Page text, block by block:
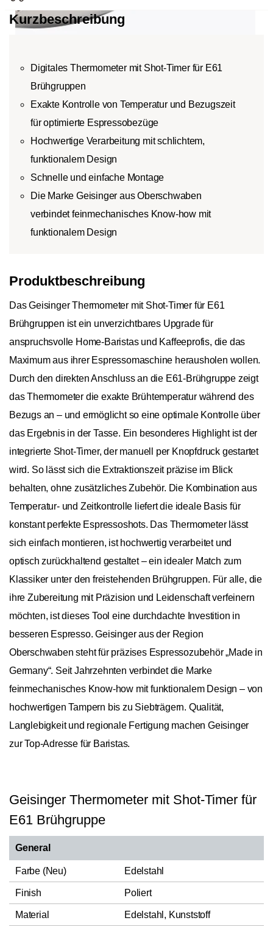
Kurzbeschreibung
Digitales Thermometer mit Shot-Timer für E61
Brühgruppen
Exakte Kontrolle von Temperatur und Bezugszeit
für optimierte Espressobezüge
Hochwertige Verarbeitung mit schlichtem,
funktionalem Design
Schnelle und einfache Montage
Die Marke Geisinger aus Oberschwaben
verbindet feinmechanisches Know-how mit
funktionalem Design
Produktbeschreibung
Das Geisinger Thermometer mit Shot-Timer für E61
Brühgruppen ist ein unverzichtbares Upgrade für
anspruchsvolle Home-Baristas und Kaffeeprofis, die das
Maximum aus ihrer Espressomaschine herausholen wollen.
Durch den direkten Anschluss an die E61-Brühgruppe zeigt
das Thermometer die exakte Brühtemperatur während des
Bezugs an – und ermöglicht so eine optimale Kontrolle über
das Ergebnis in der Tasse. Ein besonderes Highlight ist der
integrierte Shot-Timer, der manuell per Knopfdruck gestartet
wird. So lässt sich die Extraktionszeit präzise im Blick
behalten, ohne zusätzliches Zubehör. Die Kombination aus
Temperatur- und Zeitkontrolle liefert die ideale Basis für
konstant perfekte Espressoshots. Das Thermometer lässt
sich einfach montieren, ist hochwertig verarbeitet und
optisch zurückhaltend gestaltet – ein idealer Match zum
Klassiker unter den freistehenden Brühgruppen. Für alle, die
ihre Zubereitung mit Präzision und Leidenschaft verfeinern
möchten, ist dieses Tool eine durchdachte Investition in
besseren Espresso. Geisinger aus der Region
Oberschwaben steht für präzises Espressozubehör „Made in
Germany“. Seit Jahrzehnten verbindet die Marke
feinmechanisches Know-how mit funktionalem Design – von
hochwertigen Tampern bis zu Siebträgern. Qualität,
Langlebigkeit und regionale Fertigung machen Geisinger
zur Top-Adresse für Baristas.
Geisinger Thermometer mit Shot-Timer für
E61 Brühgruppe
General
Farbe (Neu) Edelstahl
Finish Poliert
Material Edelstahl, Kunststoff